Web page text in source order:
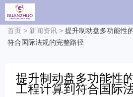
首页 > 新闻资讯 > 提升制动盘多功能性
符合国际法规的完整路径
提升制动盘多功能性
工程计算到符合国际